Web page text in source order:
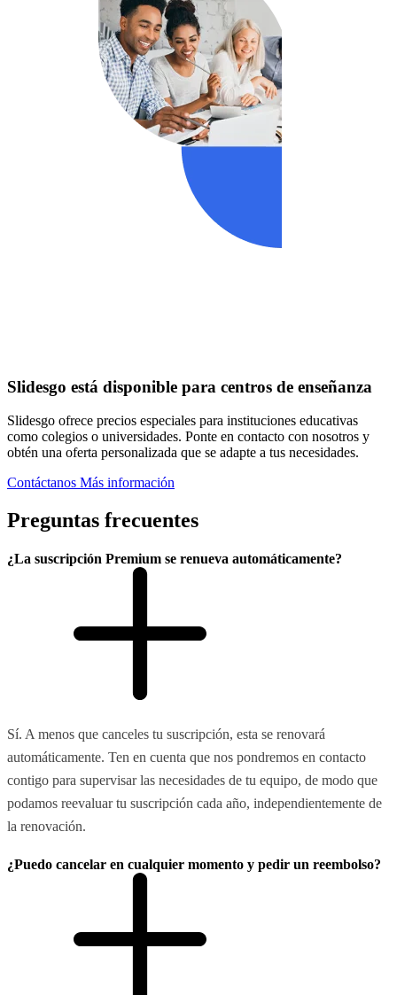
Slidesgo está disponible para centros de enseñanza
Slidesgo ofrece precios especiales para instituciones educativas
como colegios o universidades. Ponte en contacto con nosotros y
obtén una oferta personalizada que se adapte a tus necesidades.
Contáctanos Más información
Preguntas frecuentes
¿La suscripción Premium se renueva automáticamente?
Sí. A menos que canceles tu suscripción, esta se renovará
automáticamente. Ten en cuenta que nos pondremos en contacto
contigo para supervisar las necesidades de tu equipo, de modo que
podamos reevaluar tu suscripción cada año, independientemente de
la renovación.
¿Puedo cancelar en cualquier momento y pedir un reembolso?